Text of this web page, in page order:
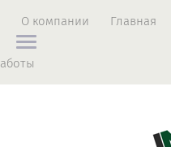
О компании Главная